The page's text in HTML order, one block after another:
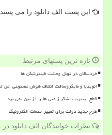
این پست الف دانلود را می
تازه ترین پستهای مرتبط
خردسالان در تونل وحشت فیلترشکن ها
انویدیا و مایکروسافت ائتلاف هوش مصنوعی امن
قطع اینترنت لشکر زامبی ها را از بین نمی برد
طرح جدید دولت برای تغییر خدمات الکترونیک
نظرات خوانندگان الف دانلود